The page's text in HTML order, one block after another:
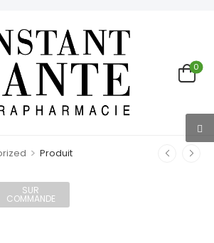
0
> Produit
SUR
COMMANDE